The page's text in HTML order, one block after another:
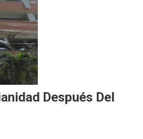
Después Del